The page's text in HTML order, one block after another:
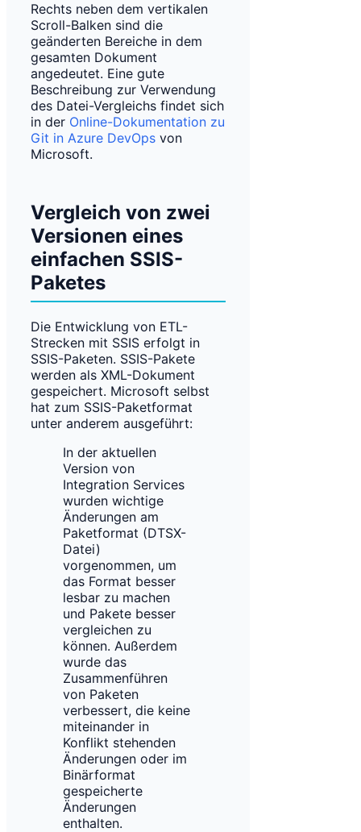
Rechts neben dem vertikalen
Scroll-Balken sind die
geänderten Bereiche in dem
gesamten Dokument
angedeutet. Eine gute
Beschreibung zur Verwendung
des Datei-Vergleichs findet sich
in der Online-Dokumentation zu
Git in Azure DevOps von
Microsoft.
Vergleich von zwei
Versionen eines
einfachen SSIS-
Paketes
Die Entwicklung von ETL-
Strecken mit SSIS erfolgt in
SSIS-Paketen. SSIS-Pakete
werden als XML-Dokument
gespeichert. Microsoft selbst
hat zum SSIS-Paketformat
unter anderem ausgeführt:
In der aktuellen
Version von
Integration Services
wurden wichtige
Änderungen am
Paketformat (DTSX-
Datei)
vorgenommen, um
das Format besser
lesbar zu machen
und Pakete besser
vergleichen zu
können. Außerdem
wurde das
Zusammenführen
von Paketen
verbessert, die keine
miteinander in
Konflikt stehenden
Änderungen oder im
Binärformat
gespeicherte
Änderungen
enthalten.